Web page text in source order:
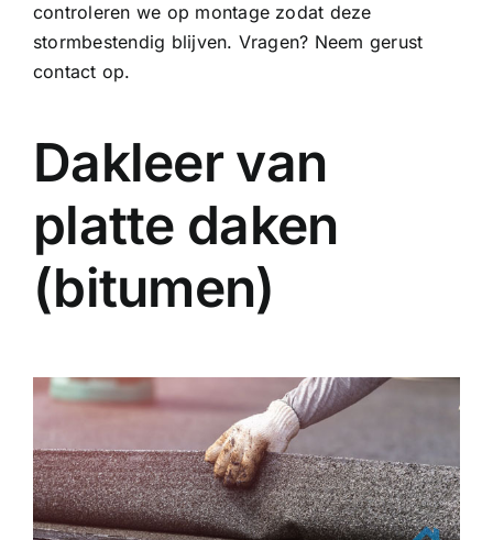
controleren we op montage zodat deze
stormbestendig blijven. Vragen? Neem gerust
contact op.
Dakleer van
platte daken
(bitumen)